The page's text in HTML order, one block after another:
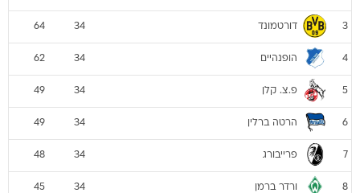
3 דורטמונד 34
64
4 הופנהיים 34
62
5 פ.צ. קלן 34
49
6 הרטה ברלין 34
49
7 פרייבורג 34
48
8 ורדר ברמן 34
45